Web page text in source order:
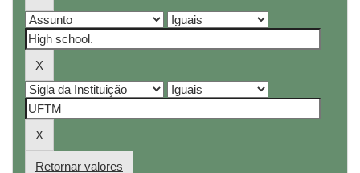
Retornar valores